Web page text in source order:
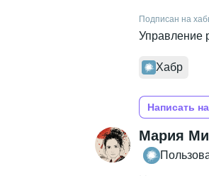
Подписан на
Управление
Хабр
Написать
Мария